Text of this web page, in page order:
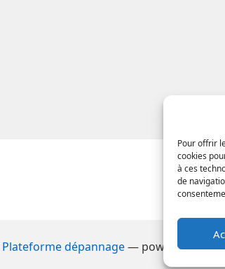
Pour offrir
cookies
à ces
de
Plateforme dépannage— powered by